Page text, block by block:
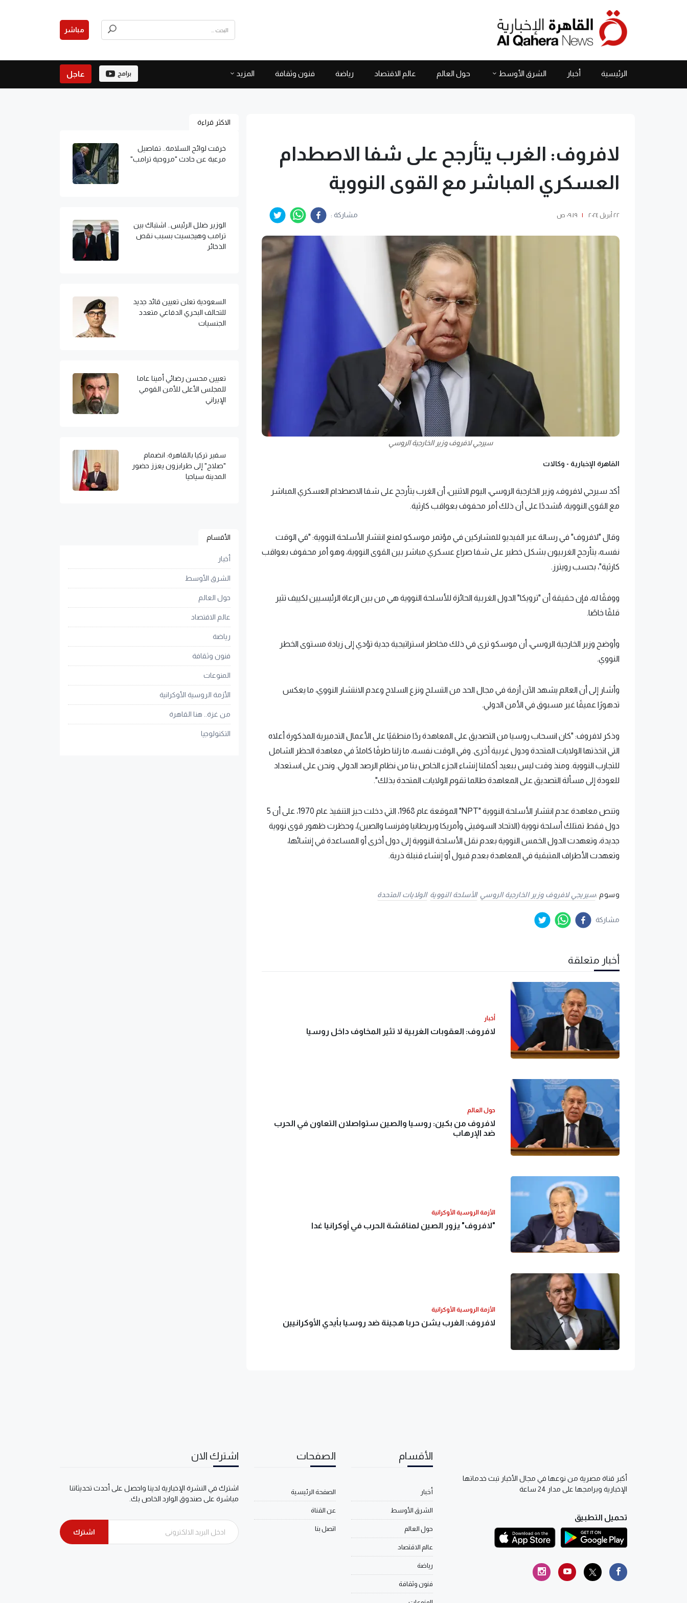
مباشر
الرئيسية أخبار الشرق الأوسط حول العالم عالم الاقتصاد رياضة فنون وثقافة المزيد برامج عاجل
لافروف: الغرب يتأرجح على شفا الاصطدام
العسكري المباشر مع القوى النووية
٢٢ أبريل ٢٠٢٤ | ٠٩:١٩ ص مشاركة :
سيرجي لافروف وزير الخارجية الروسي
القاهرة الإخبارية - وكالات
أكد سيرجي لافروف، وزير الخارجية الروسي، اليوم الاثنين، أن الغرب يتأرجح على شفا الاصطدام العسكري المباشر
مع القوى النووية، مُشددًا على أن ذلك أمر محفوف بعواقب كارثية.
وقال "لافروف" في رسالة عبر الفيديو للمشاركين في مؤتمر موسكو لمنع انتشار الأسلحة النووية: "في الوقت
نفسه، يتأرجح الغربيون بشكل خطير على شفا صراع عسكري مباشر بين القوى النووية، وهو أمر محفوف بعواقب
كارثية"، بحسب رويترز.
ووفقًا له، فإن حقيقة أن "ترويكا" الدول الغربية الحائزة للأسلحة النووية هي من بين الرعاة الرئيسيين لكييف تثير
قلقًا خاصًا.
وأوضح وزير الخارجية الروسي، أن موسكو ترى في ذلك مخاطر استراتيجية جدية تؤدي إلى زيادة مستوى الخطر
النووي.
وأشار إلى أن العالم يشهد الآن أزمة في مجال الحد من التسلح ونزع السلاح وعدم الانتشار النووي، ما يعكس
تدهورًا عميقًا غير مسبوق في الأمن الدولي.
وذكر لافروف: "كان انسحاب روسيا من التصديق على المعاهدة ردًا منطقيًا على الأعمال التدميرية المذكورة أعلاه
التي اتخذتها الولايات المتحدة ودول غربية أخرى. وفي الوقت نفسه، ما زلنا طرفًا كاملًا في معاهدة الحظر الشامل
للتجارب النووية. ومنذ وقت ليس ببعيد أكملنا إنشاء الجزء الخاص بنا من نظام الرصد الدولي. ونحن على استعداد
للعودة إلى مسألة التصديق على المعاهدة طالما تقوم الولايات المتحدة بذلك".
وتنص معاهدة عدم انتشار الأسلحة النووية "NPT" الموقعة عام 1968، التي دخلت حيز التنفيذ عام 1970، على أن 5
دول فقط تمتلك أسلحة نووية (الاتحاد السوفيتي وأمريكا وبريطانيا وفرنسا والصين)، وحظرت ظهور قوى نووية
جديدة، وتعهدت الدول الخمس النووية بعدم نقل الأسلحة النووية إلى دول أخرى أو المساعدة في إنشائها،
وتعهدت الأطراف المتبقية في المعاهدة بعدم قبول أو إنشاء قنبلة ذرية.
وسوم :سيريجي لافروف وزير الخارجية الروسي الأسلحة النووية الولايات المتحدة
مشاركة
أخبار متعلقة
أخبار
لافروف: العقوبات الغربية لا تثير المخاوف داخل روسيا
حول العالم
لافروف من بكين: روسيا والصين ستواصلان التعاون في الحرب
ضد الإرهاب
الأزمة الروسية الأوكرانية
"لافروف" يزور الصين لمناقشة الحرب في أوكرانيا غدا
الأزمة الروسية الأوكرانية
لافروف: الغرب يشن حربا هجينة ضد روسيا بأيدي الأوكرانيين
الاكثر قراءة
خرقت لوائح السلامة.. تفاصيل
مرعبة عن حادث "مروحية ترامب"
الوزير ضلل الرئيس.. اشتباك بين
ترامب وهيجسيث بسبب نقص
الذخائر
السعودية تعلن تعيين قائد جديد
للتحالف البحري الدفاعي متعدد
الجنسيات
تعيين محسن رضائي أمينا عاما
للمجلس الأعلى للأمن القومي
الإيراني
سفير تركيا بالقاهرة: انضمام
"صلاح" إلى طرابزون يعزز حضور
المدينة سياحيا
الأقسام
أخبار
الشرق الأوسط
حول العالم
عالم الاقتصاد
رياضة
فنون وثقافة
المنوعات
الأزمة الروسية الأوكرانية
من غزة.. هنا القاهرة
التكنولوجيا
أكبر قناة مصرية من نوعها في مجال الأخبار تبث خدماتها
الإخبارية وبرامجها على مدار 24 ساعة
تحميل التطبيق
الأقسام
أخبار
الشرق الأوسط
حول العالم
عالم الاقتصاد
رياضة
فنون وثقافة
الصفحات
الصفحة الرئيسية
عن القناة
اتصل بنا
اشترك الان
اشترك في النشرة الإخبارية لدينا واحصل على أحدث تحديثاتنا
مباشرة على صندوق الوارد الخاص بك.
اشترك